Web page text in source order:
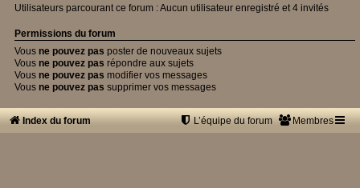
Utilisateurs parcourant ce forum : Aucun utilisateur enregistré et 4 invités
Permissions du forum
Vous ne pouvez pas poster de nouveaux sujets
Vous ne pouvez pas répondre aux sujets
Vous ne pouvez pas modifier vos messages
Vous ne pouvez pas supprimer vos messages
Index du forum Membres
L’équipe du forum